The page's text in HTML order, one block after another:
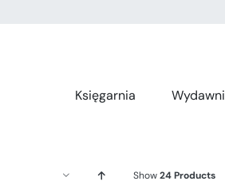
Księgarnia
Show24 Products